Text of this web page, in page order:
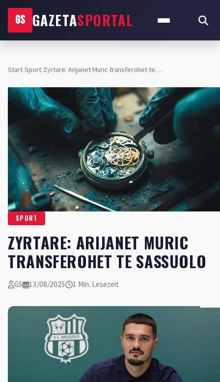
GS GAZETASPORTAL
Start›Sport›Zyrtare: Arijanet Muric transferohet te…
SPORT
ZYRTARE: ARIJANET MURIC
TRANSFEROHET TE SASSUOLO
GS 13/08/2025 1 Min. Lesezeit